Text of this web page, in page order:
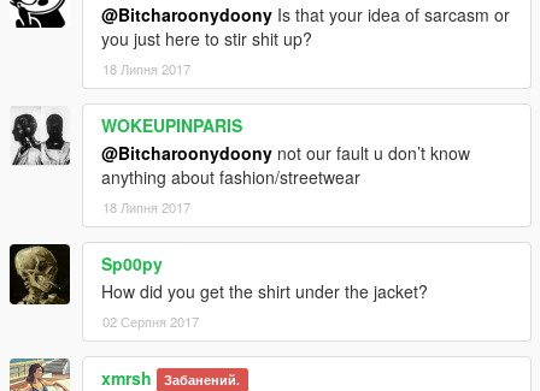
@Bitcharoonydoony Is that your idea of sarcasm or
you just here to stir shit up?
18 Липня 2017
WOKEUPINPARIS
@Bitcharoonydoony not our fault u don’t know
anything about fashion/streetwear
18 Липня 2017
Sp00py
How did you get the shirt under the jacket?
02 Серпня 2017
xmrsh Забанений.